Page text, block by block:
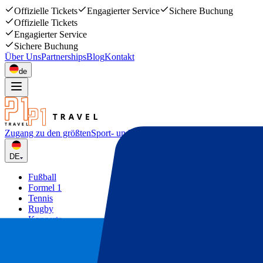
Offizielle Tickets Engagierter Service
Sichere Buchung
Offizielle Tickets
Engagierter Service
Sichere Buchung
Über UnsPartnershipsBlogKontakt
de
Zugang zu den größtenSport- und Musikevents
DE
Fußball
Formel 1
Tennis
Rugby
Konzerte